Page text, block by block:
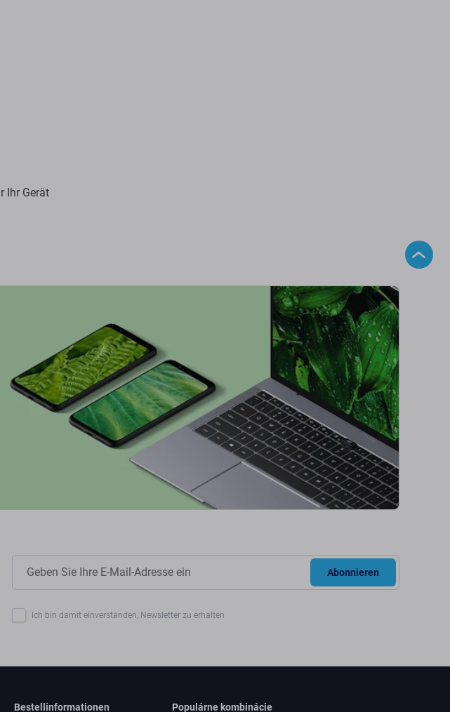
Ihr Gerät
Abonnieren
Ich bin damit einverstanden, Newsletter zu erhalten
Bestellinformationen Populárne kombinácie